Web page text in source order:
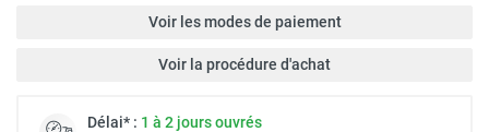
Voir les modes de paiement
Voir la procédure d'achat
Délai* : 1 à 2 jours ouvrés